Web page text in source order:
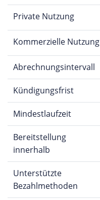
Private Nutzung
Kommerzielle Nutzung
Abrechnungsintervall
Kündigungsfrist
Mindestlaufzeit
Bereitstellung
innerhalb
Unterstützte
Bezahlmethoden